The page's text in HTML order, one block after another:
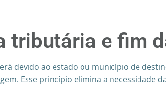
tributária e fim
devido ao estado ou município de
Esse princípio elimina a necessidade